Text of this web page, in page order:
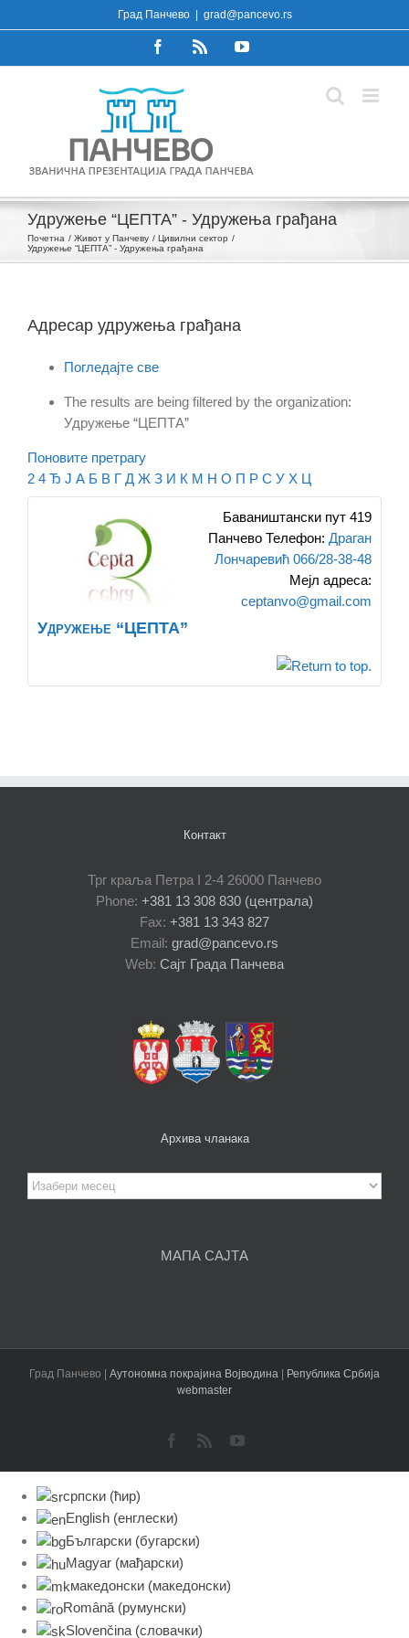
to
Град Панчево grad@pancevo.rs
FacebookRss YouTube
Удружење “ЦЕПТА” - Удружења грађана
Почетна Живот у Панчеву
Цивилни сектор
Удружење “ЦЕПТА” - Удружења грађана
Адресар удружења грађана
Погледајте све
The results are being filtered by the organization:
Удружење “ЦЕПТА”
Поновите претрагу
2 4 Ђ Ј А Б В Г Д Ж З И К М Н О П Р С У Х Ц
Удружење “ЦЕПТА”
Баваништански пут 419
Панчево Телефон: Драган
Лончаревић 066/28-38-48
Мејл адреса:
ceptanvo@gmail.com
Контакт
Трг краља Петра I 2-4 26000 Панчево
Phone: +381 13 308 830 (централа)
Fax: +381 13 343 827
Email: grad@pancevo.rs
Web: Сајт Града Панчева
Архива чланака
Архива
чланака
МАПА САЈТА
Град Панчево | Аутономна покрајина Војводина | Република Србија
webmaster
Facebook
Rss YouTube
српски (ћир)
English (енглески)
Български (бугарски)
Magyar (мађарски)
македонски (македонски)
Română (румунски)
Slovenčina (словачки)